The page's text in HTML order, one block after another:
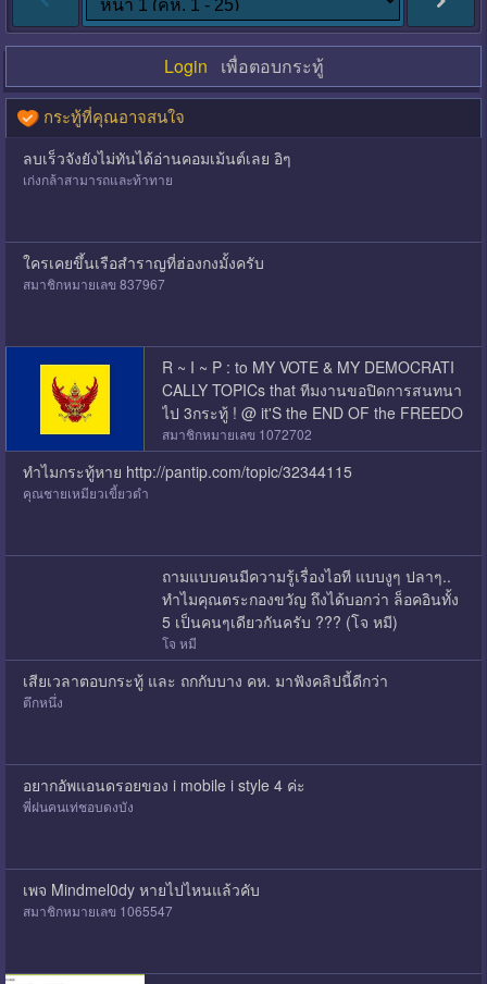
Login เพื่อตอบกระทู้
กระทู้ที่คุณอาจสนใจ
ลบเร็วจังยังไม่ทันได้อ่านคอมเม้นต์เลย อิๆ
เก่งกล้าสามารถและท้าทาย
ใครเคยขึ้นเรือสำราญที่ฮ่องกงมั้งครับ
สมาชิกหมายเลข 837967
R ~ I ~ P : to MY VOTE & MY DEMOCRATI
CALLY TOPICs that ทีมงานขอปิดการสนทนา
ไป 3กระทู้ ! @ it'S the END OF the FREEDO
M ???
สมาชิกหมายเลข 1072702
ทำไมกระทู้หาย http://pantip.com/topic/32344115
คุณชายเหมียวเขี้ยวดำ
ถามแบบคนมีความรู้เรื่องไอที แบบงูๆ ปลาๆ..
ทำไมคุณตระกองขวัญ ถึงได้บอกว่า ล็อคอินทั้ง
5 เป็นคนๆเดียวกันครับ ??? (โจ หมี)
โจ หมี
เสียเวลาตอบกระทู้ และ ถกกับบาง คห. มาฟังคลิปนี้ดีกว่า
ตึกหนึ่ง
อยากอัพแอนดรอยของ i mobile i style 4 ค่ะ
พี่ฝนคนเท่ชอบดงบัง
เพจ Mindmel0dy หายไปไหนแล้วคับ
สมาชิกหมายเลข 1065547